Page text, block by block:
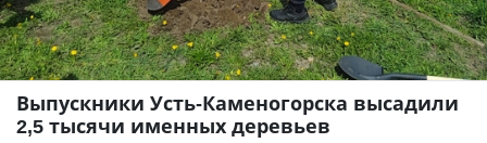
Выпускники Усть-Каменогорска высадили
2,5 тысячи именных деревьев